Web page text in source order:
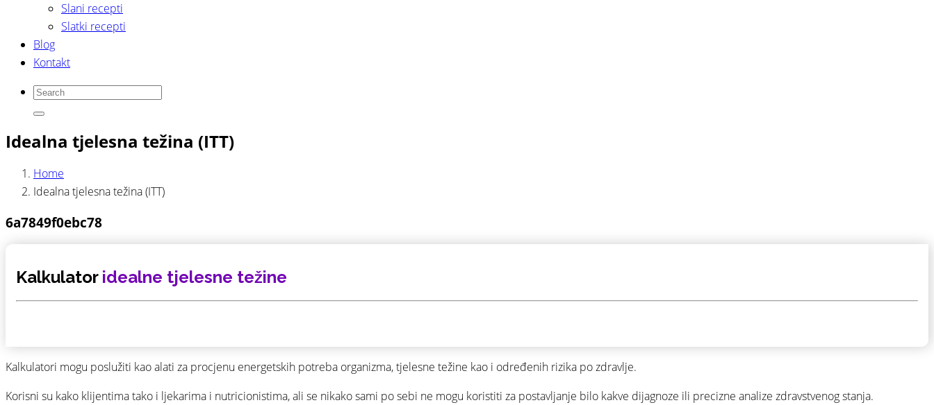
Slani recepti
Slatki recepti
Blog
Kontakt
Search
Idealna tjelesna težina (ITT)
Home
Idealna tjelesna težina (ITT)
6a7849f0ebc78
Kalkulator idealne tjelesne težine
Kalkulatori mogu poslužiti kao alati za procjenu energetskih potreba organizma, tjelesne težine kao i određenih rizika po zdravlje.
Korisni su kako klijentima tako i ljekarima i nutricionistima, ali se nikako sami po sebi ne mogu koristiti za postavljanje bilo kakve dijagnoze ili precizne analize zdravstvenog stanja.